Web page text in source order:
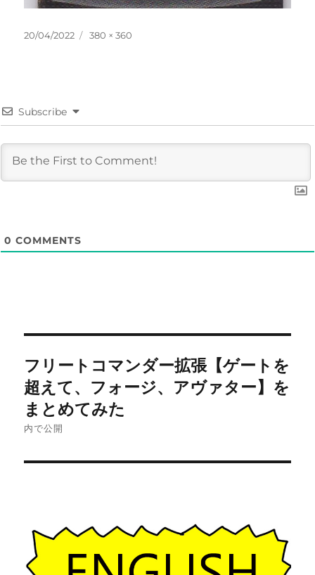
投
20/04/2022
フ
380 × 360
Subscribe
0 COMMENTS
稿
ナ
ビ
ゲ
シ
ョ
フリートコマンダー拡張【ゲートを
超えて、フォージ、アヴァター】を
まとめてみた
内で公開